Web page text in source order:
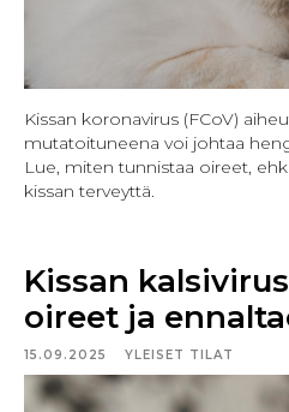
Kissan koronavirus (FCoV)
mutatoituneena voi johtaa
Lue, miten tunnistaa oireet,
kissan terveyttä.
Kissan
oireet ja
15.09.2025 YLEISET TILAT